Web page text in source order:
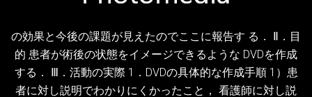
の効果と今後の課題が見えたのでここに報告す る． Ⅱ．目
的 患者が術後の状態をイメージできるような DVDを作成
する． Ⅲ．活動の実際 1．DVDの具体的な作成手順 1）患
者に対し説明でわかりにくかったこと， 看護師に対し説